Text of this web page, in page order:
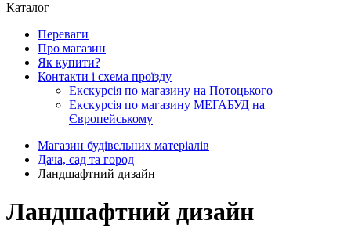
Каталог
Переваги
Про магазин
Як купити?
Контакти і схема проїзду
Екскурсія по магазину на Потоцького
Екскурсія по магазину МЕГАБУД на
Європейському
Магазин будівельних матеріалів
Дача, сад та город
Ландшафтний дизайн
Ландшафтний дизайн